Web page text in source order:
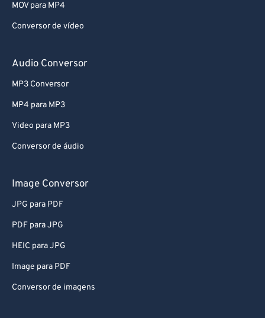
MOV para MP4
Conversor de vídeo
Audio Conversor
MP3 Conversor
MP4 para MP3
Video para MP3
Conversor de áudio
Image Conversor
JPG para PDF
PDF para JPG
HEIC para JPG
Image para PDF
Conversor de imagens